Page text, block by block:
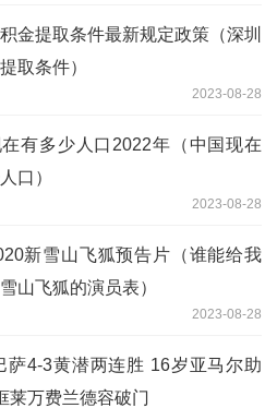
金提取条件最新规定政策（深圳
取条件）
2023-08-28
有多少人口2022年（中国现在
口）
2023-08-28
新雪山飞狐预告片（谁能给我
山飞狐的演员表）
2023-08-28
萨4-3黄潜两连胜 16岁亚马尔助
莱万费兰德容破门